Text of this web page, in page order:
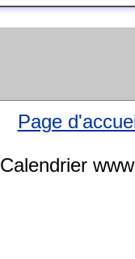
Page
Calendrier